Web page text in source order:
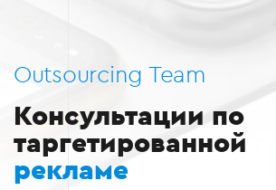
Outsourcing Team
Консультации по
таргетированной
рекламе